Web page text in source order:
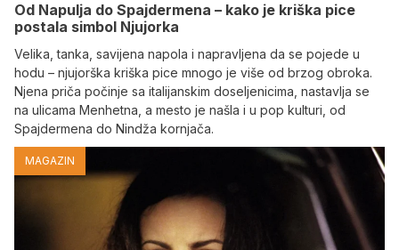
Od Napulja do Spajdermena – kako je kriška pice
postala simbol Njujorka
Velika, tanka, savijena napola i napravljena da se pojede u
hodu – njujorška kriška pice mnogo je više od brzog obroka.
Njena priča počinje sa italijanskim doseljenicima, nastavlja se
na ulicama Menhetna, a mesto je našla i u pop kulturi, od
Spajdermena do Nindža kornjača.
MAGAZIN